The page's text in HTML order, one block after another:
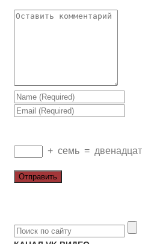
+ семь =